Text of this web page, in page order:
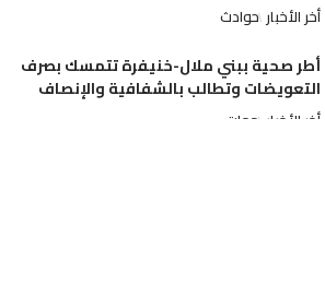
أخر الأخبار حوادث
أطر صحية ببني ملال-خنيفرة تتمسك بصرف
التعويضات وتطالب بالشفافية والإنصاف
أخر الأخبار جهات